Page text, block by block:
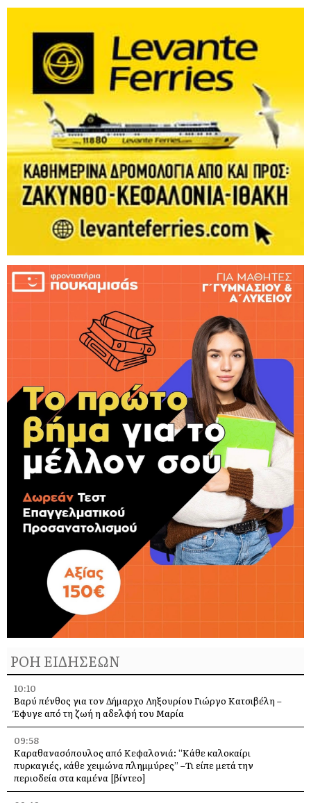
ΡΟΗ ΕΙΔΗΣΕΩΝ
10:10
Βαρύ πένθος για τον Δήμαρχο Ληξουρίου Γιώργο Κατσιβέλη –
Έφυγε από τη ζωή η αδελφή του Μαρία
09:58
Καραθανασόπουλος από Κεφαλονιά: “Κάθε καλοκαίρι
πυρκαγιές, κάθε χειμώνα πλημμύρες” –Τι είπε μετά την
περιοδεία στα καμένα [βίντεο]